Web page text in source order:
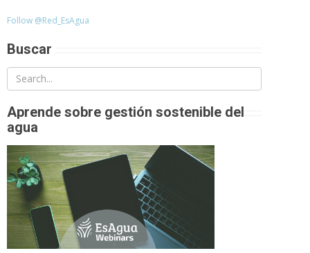
Follow @Red_EsAgua
Buscar
Aprende sobre gestión sostenible del
agua